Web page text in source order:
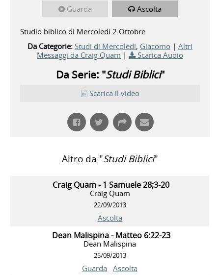
Guarda Ascolta
Studio biblico di Mercoledi 2 Ottobre
Da Categorie: Studi di Mercoledi, Giacomo | Altri
Messaggi da Craig Quam | Scarica Audio
Da Serie: "Studi Biblici"
Scarica il video
Altro da "Studi Biblici"
Craig Quam - 1 Samuele 28;3-20
Craig Quam
22/09/2013
Ascolta
Dean Malispina - Matteo 6:22-23
Dean Malispina
25/09/2013
Guarda Ascolta